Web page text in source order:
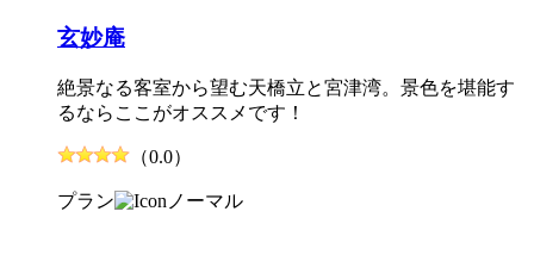
玄妙庵
絶景なる客室から望む天橋立と宮津湾。景色を堪能す
るならここがオススメです！
（0.0）
プラン ノーマル